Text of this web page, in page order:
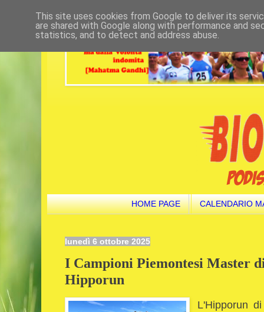
HOME PAGE CALENDARIO
lunedì 6 ottobre 2025
I Campioni Piemontesi Master
Hipporun
L'Hipporun
This site uses cookies from Google to deliver its
are shared with Google along with performance and
statistics, and to detect and address abuse.